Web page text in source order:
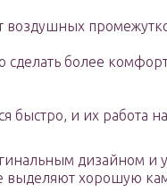
воздушных
более
быстро, и их работа
дизайном и
выделяют хорошую